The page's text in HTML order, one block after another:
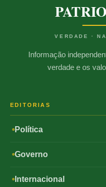
VERDADE ·
Informação
verdade e os
EDITORIAS
Política
Governo
Internacional